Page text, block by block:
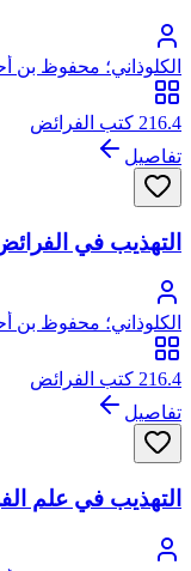
الكلوذاني؛ محفوظ بن
216.4 كتب الفرائض
تفاصيل
التهذيب في
الكلوذاني؛ محفوظ بن
216.4 كتب الفرائض
تفاصيل
التهذيب في علم